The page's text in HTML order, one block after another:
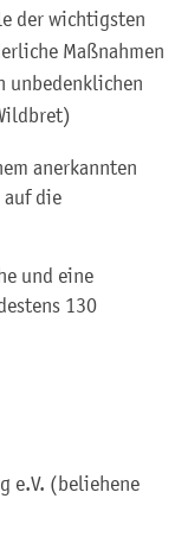
der wichtigsten
Maßnahmen
unbedenklichen
anerkannten
die
und eine
130
e.V. (beliehene